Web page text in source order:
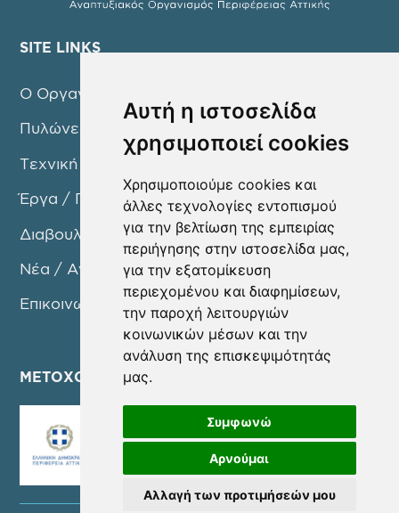
Αυτή η ιστοσελίδα
χρησιμοποιεί cookies
Χρησιμοποιούμε cookies και
άλλες τεχνολογίες εντοπισμού
για την βελτίωση της εμπειρίας
περιήγησης στην ιστοσελίδα μας,
για την εξατομίκευση
περιεχομένου και διαφημίσεων,
την παροχή λειτουργιών
κοινωνικών μέσων και την
ανάλυση της επισκεψιμότητάς
μας.
Συμφωνώ
Αρνούμαι
Αλλαγή των προτιμήσεών μου
SITE LINKS
Ο Οργανισμός
Πυλώνες Δράσης
Τεχνική Υπηρεσία
Έργα / Προγράμματα
Διαβουλεύσεις
Νέα / Ανακοινώσεις
Επικοινωνία
ΜΕΤΟΧΟΙ